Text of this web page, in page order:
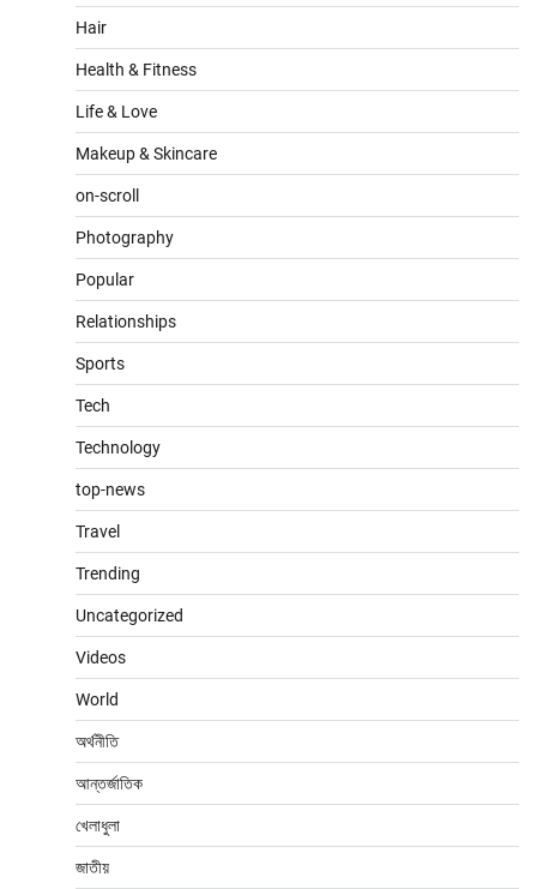
Hair
Health & Fitness
Life & Love
Makeup & Skincare
on-scroll
Photography
Popular
Relationships
Sports
Tech
Technology
top-news
Travel
Trending
Uncategorized
Videos
World
অর্থনীতি
আন্তর্জাতিক
খেলাধুলা
জাতীয়